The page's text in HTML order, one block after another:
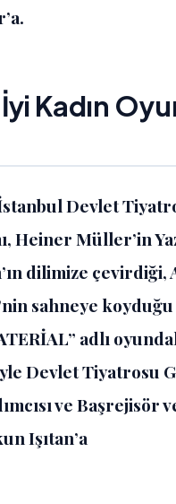
İyi Kadın
Devlet
Heiner Müller’in
dilimize çevirdiği,
sahneye koyduğu
adlı
Devlet Tiyatrosu
ve Başrejisör
Işıtan’a